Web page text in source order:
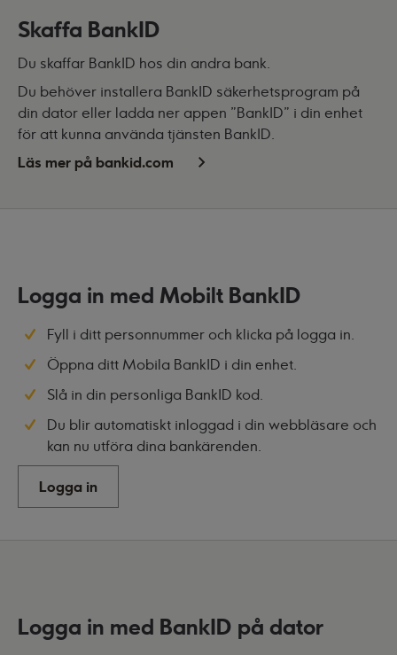
Skaffa BankID
Du skaffar BankID hos din andra bank.
Du behöver installera BankID säkerhetsprogram på
din dator eller ladda ner appen "BankID" i din enhet
för att kunna använda tjänsten BankID.
Läs mer på bankid.com
Logga in med Mobilt BankID
Fyll i ditt personnummer och klicka på logga in.
Öppna ditt Mobila BankID i din enhet.
Slå in din personliga BankID kod.
Du blir automatiskt inloggad i din webbläsare och
kan nu utföra dina bankärenden.
Logga in
Logga in med BankID på dator